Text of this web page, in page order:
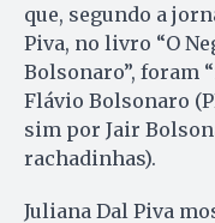
que, segundo a
Piva, no livro “O
Bolsonaro”, foram
Flávio Bolsonaro
sim por Jair
rachadinhas).
Juliana Dal Piva